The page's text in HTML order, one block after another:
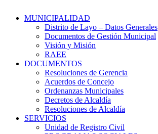
MUNICIPALIDAD
Distrito de Layo – Datos Generales
Documentos de Gestión Municipal
Visión y Misión
RAEE
DOCUMENTOS
Resoluciones de Gerencia
Acuerdos de Concejo
Ordenanzas Municipales
Decretos de Alcaldía
Resoluciones de Alcaldía
SERVICIOS
Unidad de Registro Civil